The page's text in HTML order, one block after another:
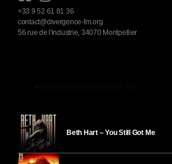
+33 9 52 61 81 36
contact@divergence-fm.org
56 rue de l'industrie, 34070 Montpellier
Beth Hart – You Still Got Me